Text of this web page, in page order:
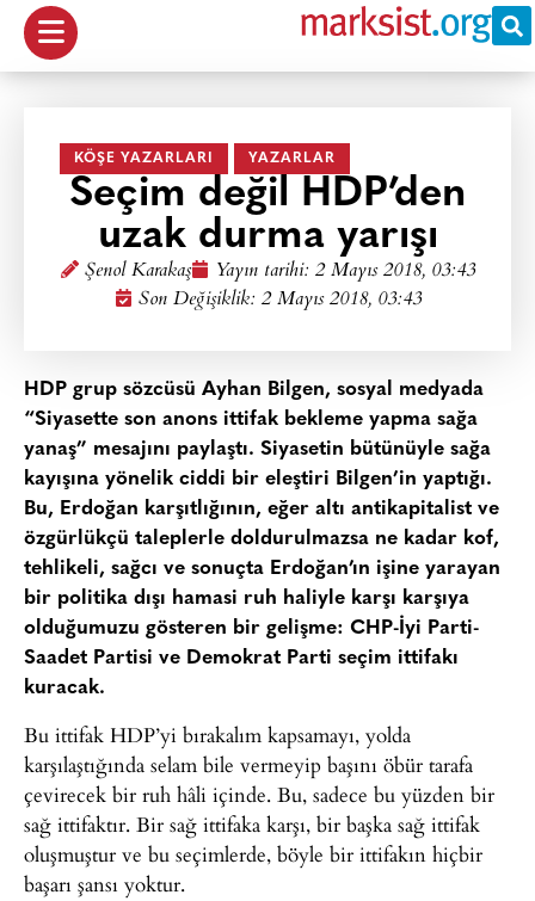
KÖŞE YAZARLARI YAZARLAR
Seçim değil HDP’den
uzak durma yarışı
Şenol Karakaş Yayın tarihi: 2 Mayıs 2018, 03:43
Son Değişiklik: 2 Mayıs 2018, 03:43
HDP grup sözcüsü Ayhan Bilgen, sosyal medyada
“Siyasette son anons ittifak bekleme yapma sağa
yanaş” mesajını paylaştı. Siyasetin bütünüyle sağa
kayışına yönelik ciddi bir eleştiri Bilgen’in yaptığı.
Bu, Erdoğan karşıtlığının, eğer altı antikapitalist ve
özgürlükçü taleplerle doldurulmazsa ne kadar kof,
tehlikeli, sağcı ve sonuçta Erdoğan’ın işine yarayan
bir politika dışı hamasi ruh haliyle karşı karşıya
olduğumuzu gösteren bir gelişme: CHP-İyi Parti-
Saadet Partisi ve Demokrat Parti seçim ittifakı
kuracak.
Bu ittifak HDP’yi bırakalım kapsamayı, yolda
karşılaştığında selam bile vermeyip başını öbür tarafa
çevirecek bir ruh hâli içinde. Bu, sadece bu yüzden bir
sağ ittifaktır. Bir sağ ittifaka karşı, bir başka sağ ittifak
oluşmuştur ve bu seçimlerde, böyle bir ittifakın hiçbir
başarı şansı yoktur.